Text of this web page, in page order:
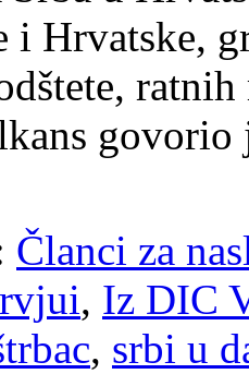
i Hrvatske,
Članci za
, Iz DIC
, srbi u